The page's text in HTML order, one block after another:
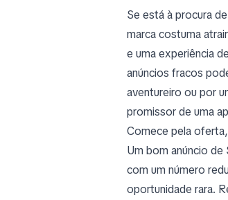
Se está à procura
marca costuma
e uma experiência
anúncios fracos
aventureiro ou por
promissor de uma
Comece pela
Um bom anúncio
com um número
oportunidade rara.